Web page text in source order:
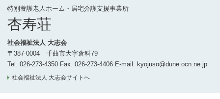
特別養護老人ホーム・居宅介護支援事業所
杏寿荘
社会福祉法人 大志会
〒387-0004 千曲市大字倉科79
Tel. 026-273-4350 Fax. 026-273-4406 E-mail. kyojuso@dune.ocn.ne.jp
社会福祉法人 大志会サイトへ